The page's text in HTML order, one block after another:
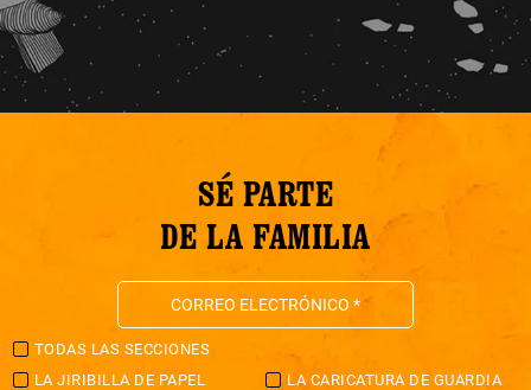
SÉ PARTE
DE LA FAMILIA
TODAS LAS SECCIONES
LA JIRIBILLA DE PAPEL
LA CARICATURA DE GUARDIA